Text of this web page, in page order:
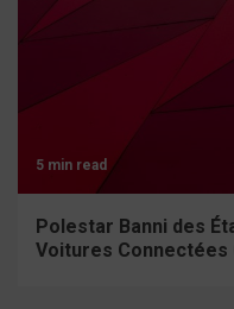
5 min read
Polestar Banni des
Voitures Connectées